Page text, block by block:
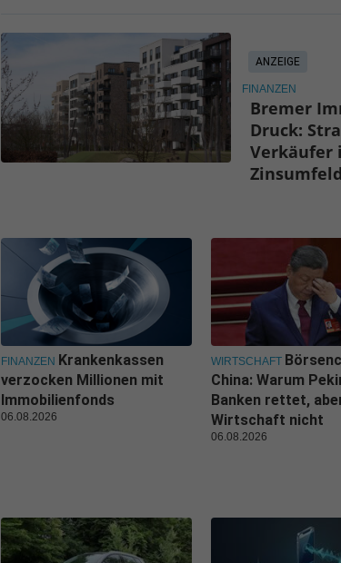
ANZEIGE
FINANZEN
Bremer
Druck:
Verkäufer
Zinsumfeld
FINANZEN Krankenkassen
verzocken Millionen mit
Immobilienfonds
06.08.2026
WIRTSCHAFT
China: Warum
Banken rettet,
Wirtschaft nicht
06.08.2026